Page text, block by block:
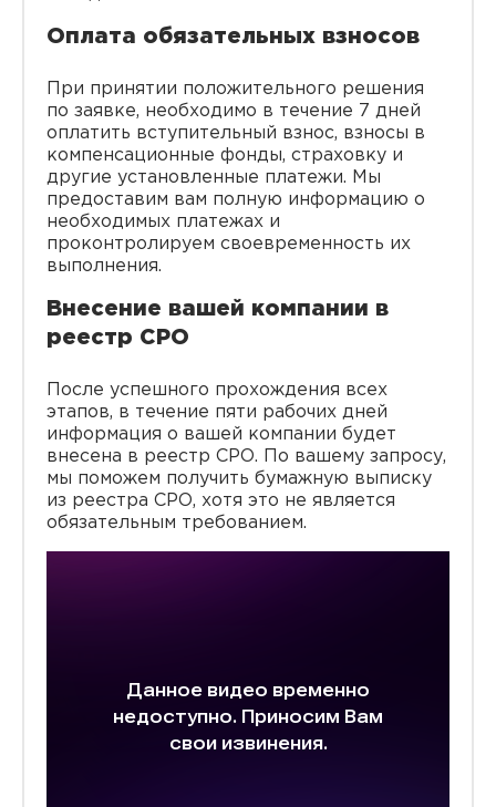
Оплата обязательных взносов
При принятии положительного решения
по заявке, необходимо в течение 7 дней
оплатить вступительный взнос, взносы в
компенсационные фонды, страховку и
другие установленные платежи. Мы
предоставим вам полную информацию о
необходимых платежах и
проконтролируем своевременность их
выполнения.
Внесение вашей компании в
реестр СРО
После успешного прохождения всех
этапов, в течение пяти рабочих дней
информация о вашей компании будет
внесена в реестр СРО. По вашему запросу,
мы поможем получить бумажную выписку
из реестра СРО, хотя это не является
обязательным требованием.